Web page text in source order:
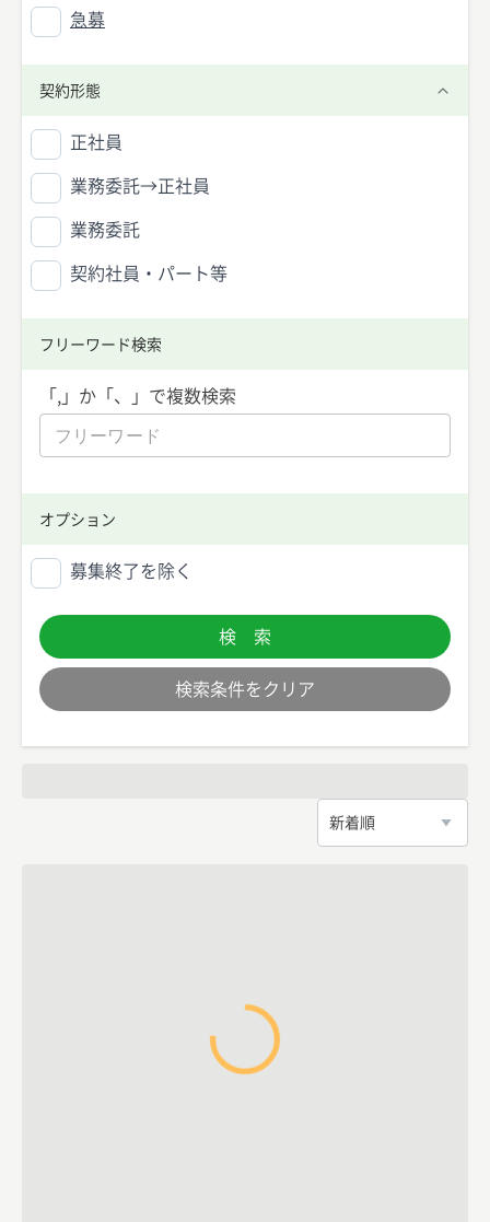
急募
契約形態
正社員
業務委託→正社員
業務委託
契約社員・パート等
フリーワード検索
「,」か「、」で複数検索
オプション
募集終了を除く
検 索
検索条件をクリア